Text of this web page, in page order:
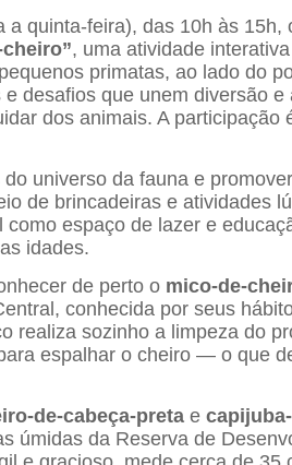
quinta-feira), das 10h às 15h,
, uma atividade
primatas, ao lado do
desafios que unem diversão
dos animais. A participação
universo da fauna e
de brincadeiras e atividades
espaço de lazer e
idades.
de perto o mico-de-
conhecida por seus
realiza sozinho a limpeza do
espalhar o cheiro — o que
de-cabeça-preta e
úmidas da Reserva de